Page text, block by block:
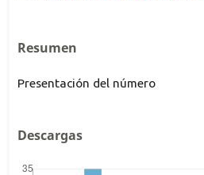
Resumen
Presentación del número
Descargas